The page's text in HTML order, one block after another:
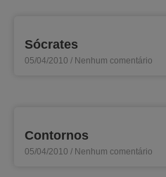
Sócrates
05/04/2010 Nenhum comentário
Contornos
05/04/2010 Nenhum comentário